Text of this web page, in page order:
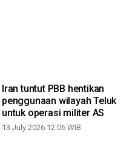
Iran tuntut PBB hentikan
penggunaan wilayah Teluk
untuk operasi militer AS
13 July 2026 12:06 WIB